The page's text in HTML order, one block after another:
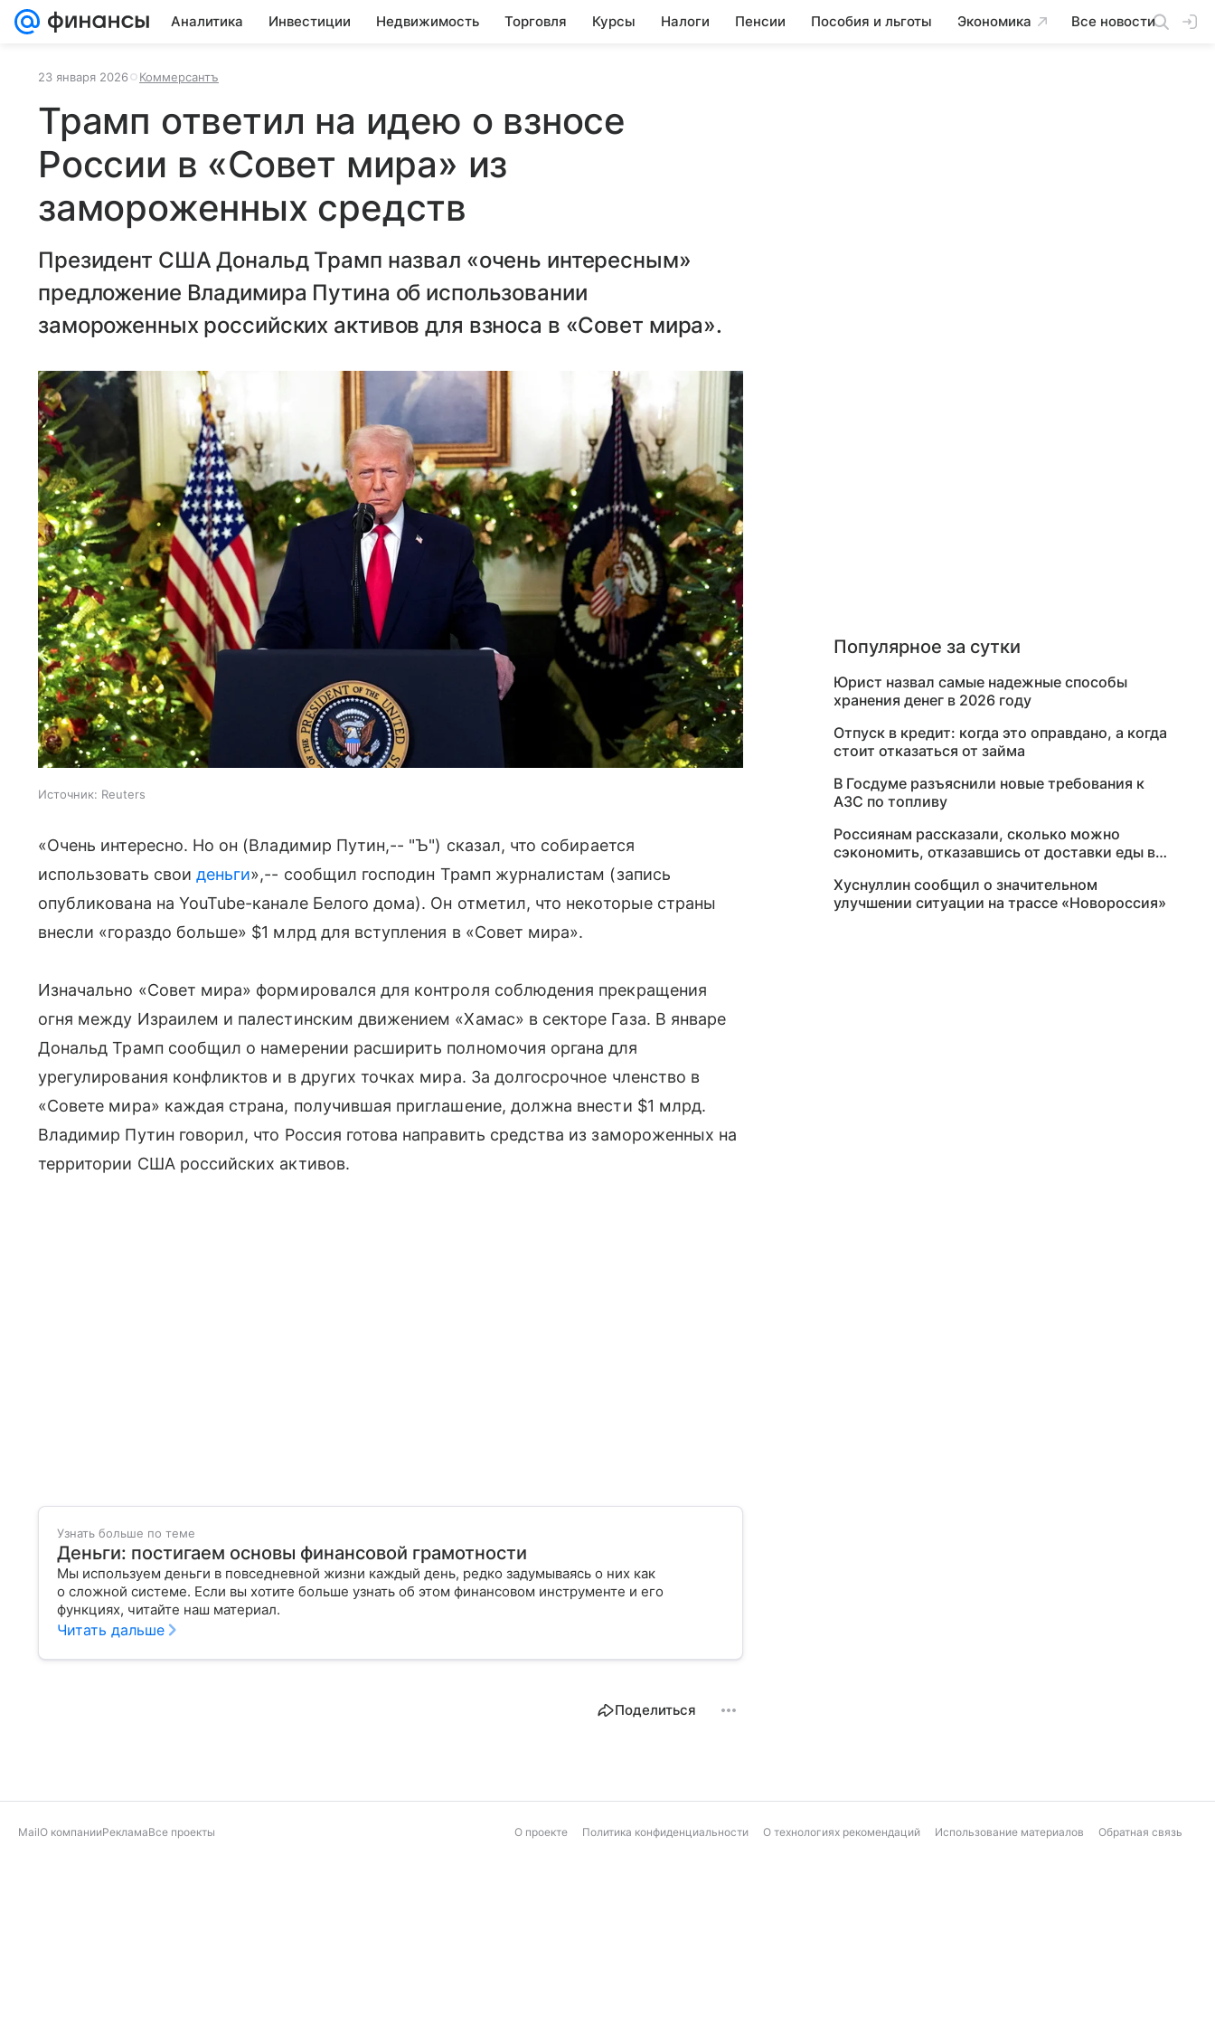
Аналитика Инвестиции Недвижимость Торговля Курсы Налоги Пенсии Пособия и льготы Экономика Все новости
23 января 2026 Коммерсантъ
Трамп ответил на идею о взносе
России в «Совет мира» из
замороженных средств
Президент США Дональд Трамп назвал «очень интересным»
предложение Владимира Путина об использовании
замороженных российских активов для взноса в «Совет мира».
Источник: Reuters
«Очень интересно. Но он (Владимир Путин,-- "Ъ") сказал, что собирается
использовать свои деньги»,-- сообщил господин Трамп журналистам (запись
опубликована на YouTube-канале Белого дома). Он отметил, что некоторые страны
внесли «гораздо больше» $1 млрд для вступления в «Совет мира».
Изначально «Совет мира» формировался для контроля соблюдения прекращения
огня между Израилем и палестинским движением «Хамас» в секторе Газа. В январе
Дональд Трамп сообщил о намерении расширить полномочия органа для
урегулирования конфликтов и в других точках мира. За долгосрочное членство в
«Совете мира» каждая страна, получившая приглашение, должна внести $1 млрд.
Владимир Путин говорил, что Россия готова направить средства из замороженных на
территории США российских активов.
Узнать больше по теме
Деньги: постигаем основы финансовой грамотности
Мы используем деньги в повседневной жизни каждый день, редко задумываясь о них как
о сложной системе. Если вы хотите больше узнать об этом финансовом инструменте и его
функциях, читайте наш материал.
Читать дальше
Поделиться
Популярное за сутки
Юрист назвал самые надежные способы
хранения денег в 2026 году
Отпуск в кредит: когда это оправдано, а когда
стоит отказаться от займа
В Госдуме разъяснили новые требования к
АЗС по топливу
Россиянам рассказали, сколько можно
сэкономить, отказавшись от доставки еды в
Хуснуллин сообщил о значительном
улучшении ситуации на трассе «Новороссия»
MailО компанииРекламаВсе проекты О проекте Политика конфиденциальности О технологиях рекомендаций Использование материалов Обратная связь